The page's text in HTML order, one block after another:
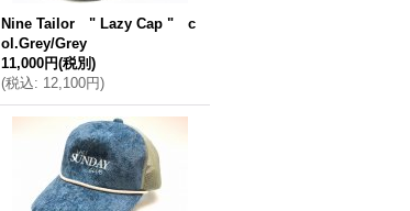
Nine Tailor " Lazy Cap " c
ol.Grey/Grey
11,000円(税別)
(税込: 12,100円)